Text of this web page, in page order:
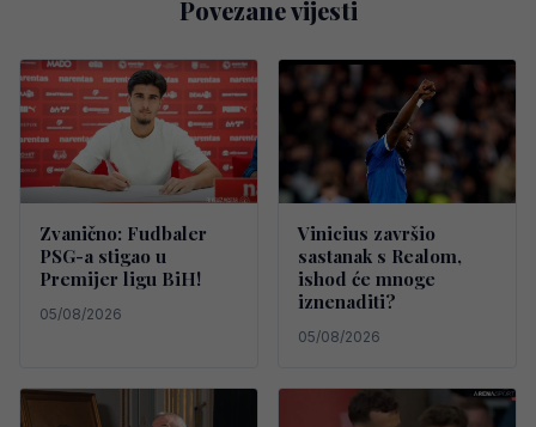
Povezane vijesti
Zvanično: Fudbaler
PSG-a stigao u
Premijer ligu BiH!
05/08/2026
Vinicius završio
sastanak s Realom,
ishod će mnoge
iznenaditi?
05/08/2026